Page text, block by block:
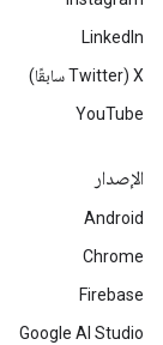
LinkedIn
‫X ‏(Twitter سابقًا)
YouTube
الإصدار
Android
Chrome
Firebase
Google AI Studio